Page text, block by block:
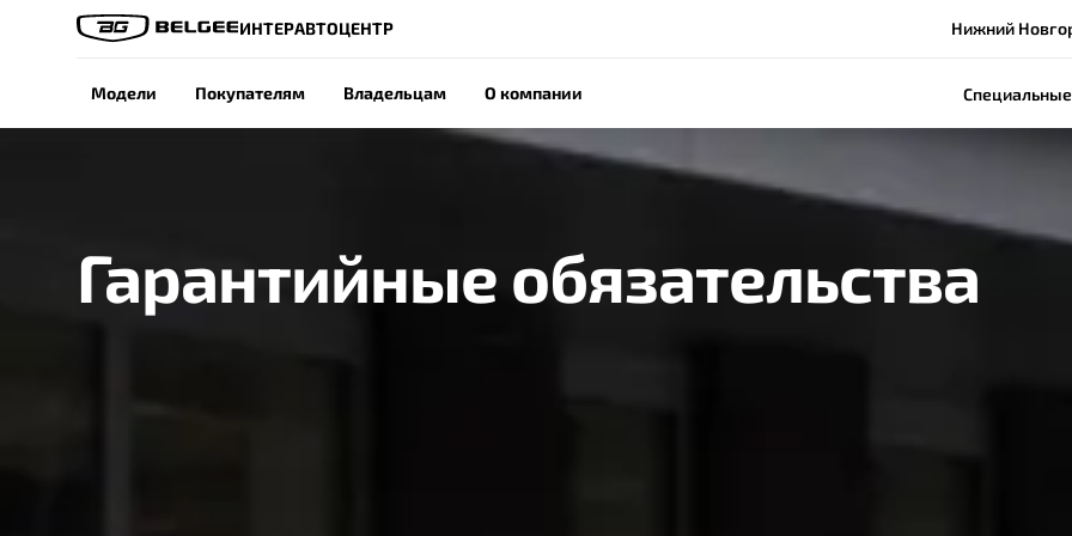
ИНТЕРАВТОЦЕНТР Нижний
Модели Покупателям Владельцам О компании
Гарантийные обязательства